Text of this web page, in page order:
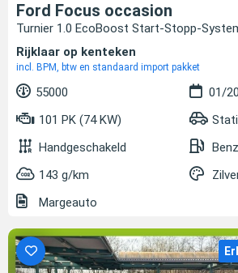
Ford Focus occasion
Turnier 1.0 EcoBoost Start-Stopp-
Rijklaar op kenteken
incl. BPM, btw en standaard import pakket
55000
01/
101 PK (74 KW)
Handgeschakeld
143 g/km
Margeauto